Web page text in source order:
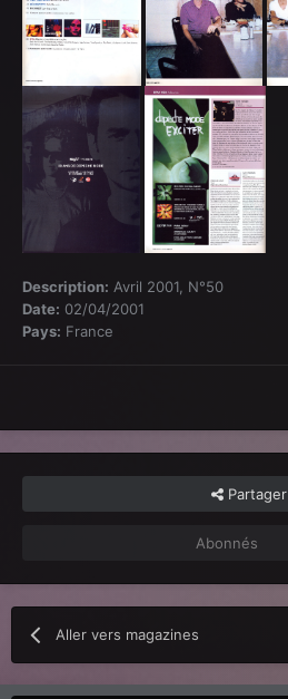
Description: Avril 2001, N°50
Date: 02/04/2001
Pays: France
Partager
Abonnés
Aller vers magazines